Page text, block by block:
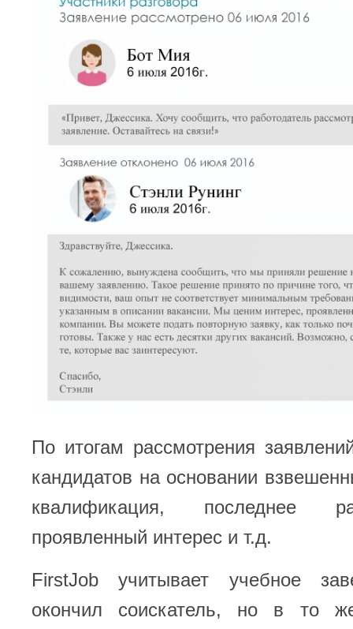
По итогам рассмотрения
кандидатов на основании
квалификация, последнее
проявленный интерес и т.д.
FirstJob учитывает учебное
окончил соискатель, но в то